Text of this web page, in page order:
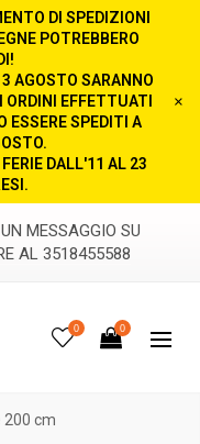
DI SPEDIZIONI
POTREBBERO
AGOSTO SARANNO
EFFETTUATI
ESSERE SPEDITI A
DALL'11 AL 23
×
MESSAGGIO SU
AL 3518455588
0 0
cm